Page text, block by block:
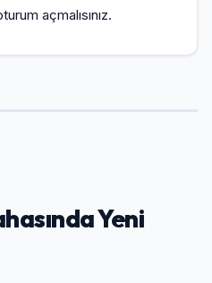
açmalısınız.
Yeni